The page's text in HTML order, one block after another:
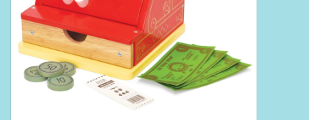
Puzzels & Spellen
Collectables